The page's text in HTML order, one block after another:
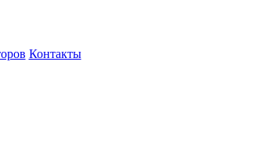
Контакты